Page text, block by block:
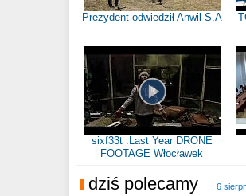
Prezydent odwiedził Anwil S.A
sixf33t .Last Year DRONE
FOOTAGE Włocławek
dziś polecamy 6